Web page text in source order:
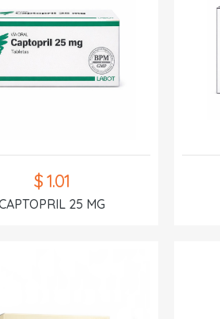
$ 1.01
25 MG